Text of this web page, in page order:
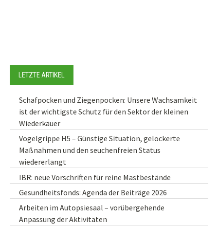
LETZTE ARTIKEL
Schafpocken und Ziegenpocken: Unsere Wachsamkeit
ist der wichtigste Schutz für den Sektor der kleinen
Wiederkäuer
Vogelgrippe H5 – Günstige Situation, gelockerte
Maßnahmen und den seuchenfreien Status
wiedererlangt
IBR: neue Vorschriften für reine Mastbestände
Gesundheitsfonds: Agenda der Beiträge 2026
Arbeiten im Autopsiesaal – vorübergehende
Anpassung der Aktivitäten